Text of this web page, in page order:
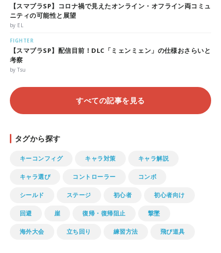
【スマブラSP】コロナ禍で見えたオンライン・オフライン両コミュ
ニティの可能性と展望
by EL
FIGHTER
【スマブラSP】配信目前！DLC「ミェンミェン」の仕様おさらいと
考察
by Tsu
すべての記事を見る
タグから探す
キーコンフィグ キャラ対策 キャラ解説
キャラ選び コントローラー コンボ
シールド ステージ 初心者 初心者向け
回避 崖 復帰・復帰阻止 撃墜
海外大会 立ち回り 練習方法 飛び道具